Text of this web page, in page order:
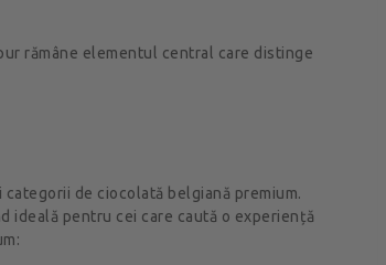
rămâne elementul central care distinge
de ciocolată belgiană premium.
ideală pentru cei care caută o experiență